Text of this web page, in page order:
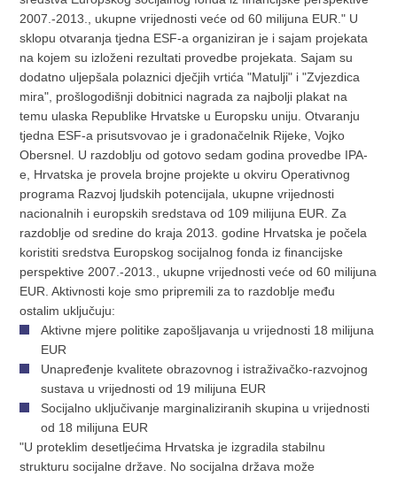
2007.-2013., ukupne vrijednosti veće od 60 milijuna EUR." U
sklopu otvaranja tjedna ESF-a organiziran je i sajam projekata
na kojem su izloženi rezultati provedbe projekata. Sajam su
dodatno uljepšala polaznici dječjih vrtića "Matulji" i "Zvjezdica
mira", prošlogodišnji dobitnici nagrada za najbolji plakat na
temu ulaska Republike Hrvatske u Europsku uniju. Otvaranju
tjedna ESF-a prisutsvovao je i gradonačelnik Rijeke, Vojko
Obersnel. U razdoblju od gotovo sedam godina provedbe IPA-
e, Hrvatska je provela brojne projekte u okviru Operativnog
programa Razvoj ljudskih potencijala, ukupne vrijednosti
nacionalnih i europskih sredstava od 109 milijuna EUR. Za
razdoblje od sredine do kraja 2013. godine Hrvatska je počela
koristiti sredstva Europskog socijalnog fonda iz financijske
perspektive 2007.-2013., ukupne vrijednosti veće od 60 milijuna
EUR. Aktivnosti koje smo pripremili za to razdoblje među
ostalim uključuju:
Aktivne mjere politike zapošljavanja u vrijednosti 18 milijuna
EUR
Unapređenje kvalitete obrazovnog i istraživačko-razvojnog
sustava u vrijednosti od 19 milijuna EUR
Socijalno uključivanje marginaliziranih skupina u vrijednosti
od 18 milijuna EUR
"U proteklim desetljećima Hrvatska je izgradila stabilnu
strukturu socijalne države. No socijalna država može